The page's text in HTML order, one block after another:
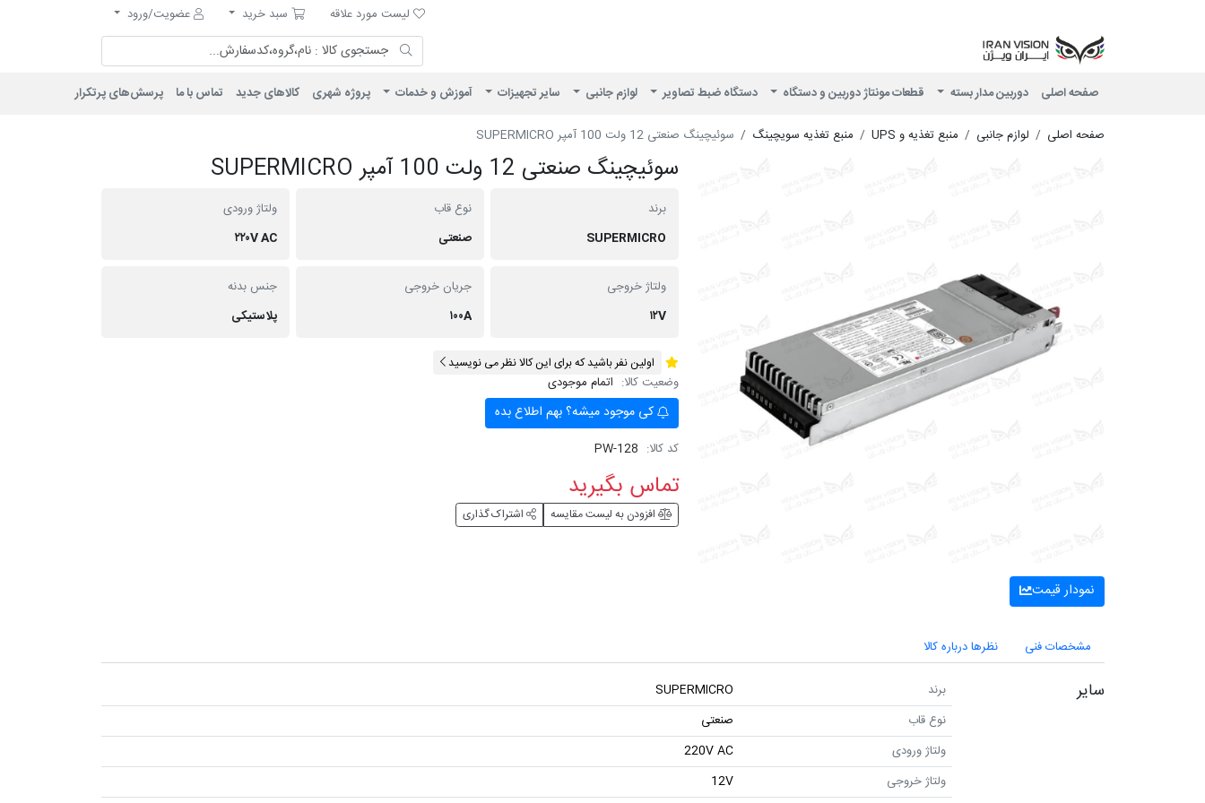
لیست مورد علاقه
لیست مورد علاقه سبد خرید
سبد خرید
عضویت/ورود
صفحه اصلی دوربین مدار بسته قطعات مونتاژ دوربین و دستگاه دستگاه ضبط تصاویر لوازم جانبی سایر تجهیزات آموزش و خدمات پروژه شهری کالاهای جدید تماس با ما پرسش‌های پرتکرار
صفحه اصلی لوازم جانبی منبع تغذیه و UPS منبع تغذیه سویچینگ سوئیچینگ صنعتی 12 ولت 100 آمپر SUPERMICRO
نمودار قیمت
سوئیچینگ صنعتی 12 ولت 100 آمپر SUPERMICRO
برند
SUPERMICRO
نوع قاب
صنعتی
ولتاژ ورودی
۲۲۰V AC
ولتاژ خروجی
۱۲V
جریان خروجی
۱۰۰A
جنس بدنه
پلاستیکی
اولین نفر باشید که برای این کالا نظر می نویسید
وضعیت کالا: اتمام موجودی
کی موجود میشه؟ بهم اطلاع بده
کد کالا: PW-128
تماس بگیرید
افزودن به لیست مقایسه اشتراک گذاری
مشخصات فنی نظرها درباره کالا
سایر برند
SUPERMICRO
نوع قاب
صنعتی
ولتاژ ورودی
220V AC
ولتاژ خروجی
12V